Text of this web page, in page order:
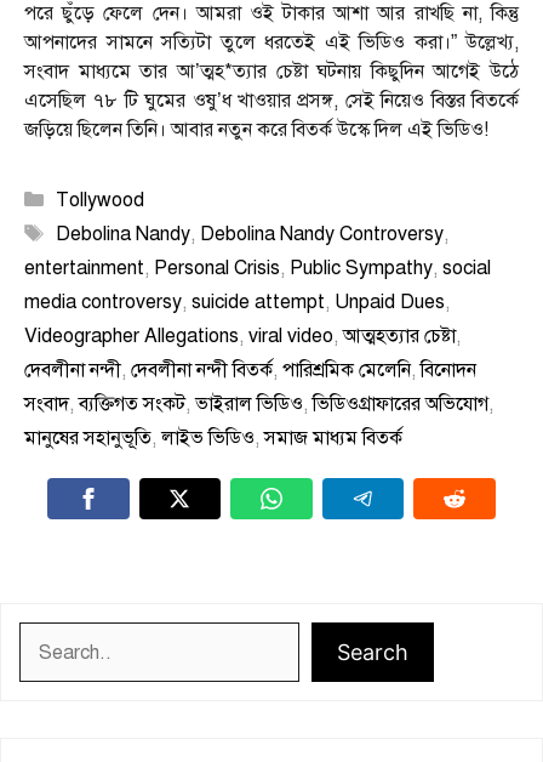
পরে ছুঁড়ে ফেলে দেন। আমরা ওই টাকার আশা আর রাখছি না, কিন্তু
আপনাদের সামনে সত্যিটা তুলে ধরতেই এই ভিডিও করা।” উল্লেখ্য,
সংবাদ মাধ্যমে তার আ’ত্মহ*ত্যার চেষ্টা ঘটনায় কিছুদিন আগেই উঠে
এসেছিল ৭৮ টি ঘুমের ওষু’ধ খাওয়ার প্রসঙ্গ, সেই নিয়েও বিস্তর বিতর্কে
জড়িয়ে ছিলেন তিনি। আবার নতুন করে বিতর্ক উস্কে দিল এই ভিডিও!
Categories
Tollywood
Tags
Debolina Nandy, Debolina Nandy Controversy,
entertainment, Personal Crisis, Public Sympathy, social
media controversy, suicide attempt, Unpaid Dues,
Videographer Allegations, viral video,আত্মহত্যার চেষ্টা,
দেবলীনা নন্দী, দেবলীনা নন্দী বিতর্ক, পারিশ্রমিক মেলেনি,বিনোদন
সংবাদ,ব্যক্তিগত সংকট,ভাইরাল ভিডিও,ভিডিওগ্রাফারের অভিযোগ,
মানুষের সহানুভূতি,লাইভ ভিডিও,সমাজ মাধ্যম বিতর্ক
Search